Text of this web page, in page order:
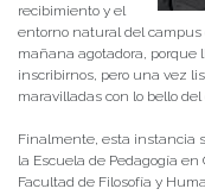
recibimiento y el
entorno natural del campus
mañana agotadora, porque
inscribirnos, pero una vez
maravilladas con lo bello del
Finalmente, esta instancia
la Escuela de Pedagogía
Facultad de Filosofía y